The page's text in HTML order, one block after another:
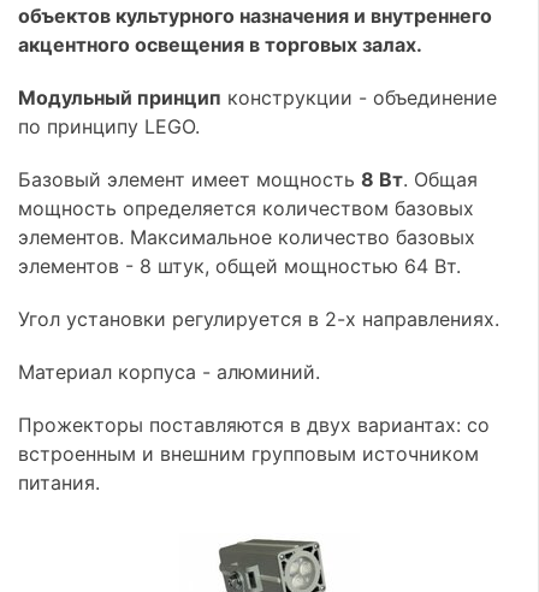
объектов культурного назначения и внутреннего
акцентного освещения в торговых залах.
Модульный принцип конструкции - объединение
по принципу LEGO.
Базовый элемент имеет мощность 8 Вт. Общая
мощность определяется количеством базовых
элементов. Максимальное количество базовых
элементов - 8 штук, общей мощностью 64 Вт.
Угол установки регулируется в 2-х направлениях.
Материал корпуса - алюминий.
Прожекторы поставляются в двух вариантах: со
встроенным и внешним групповым источником
питания.